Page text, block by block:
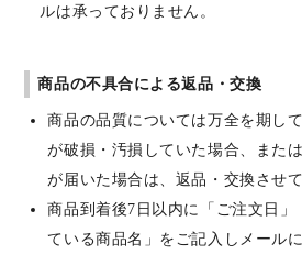
ルは承っておりません。
商品の不具合による返品・交換
商品の品質については万全を期し
が破損・汚損していた場合、また
が届いた場合は、返品・交換させて
商品到着後7日以内に「ご注文日」
ている商品名」をご記入しメール